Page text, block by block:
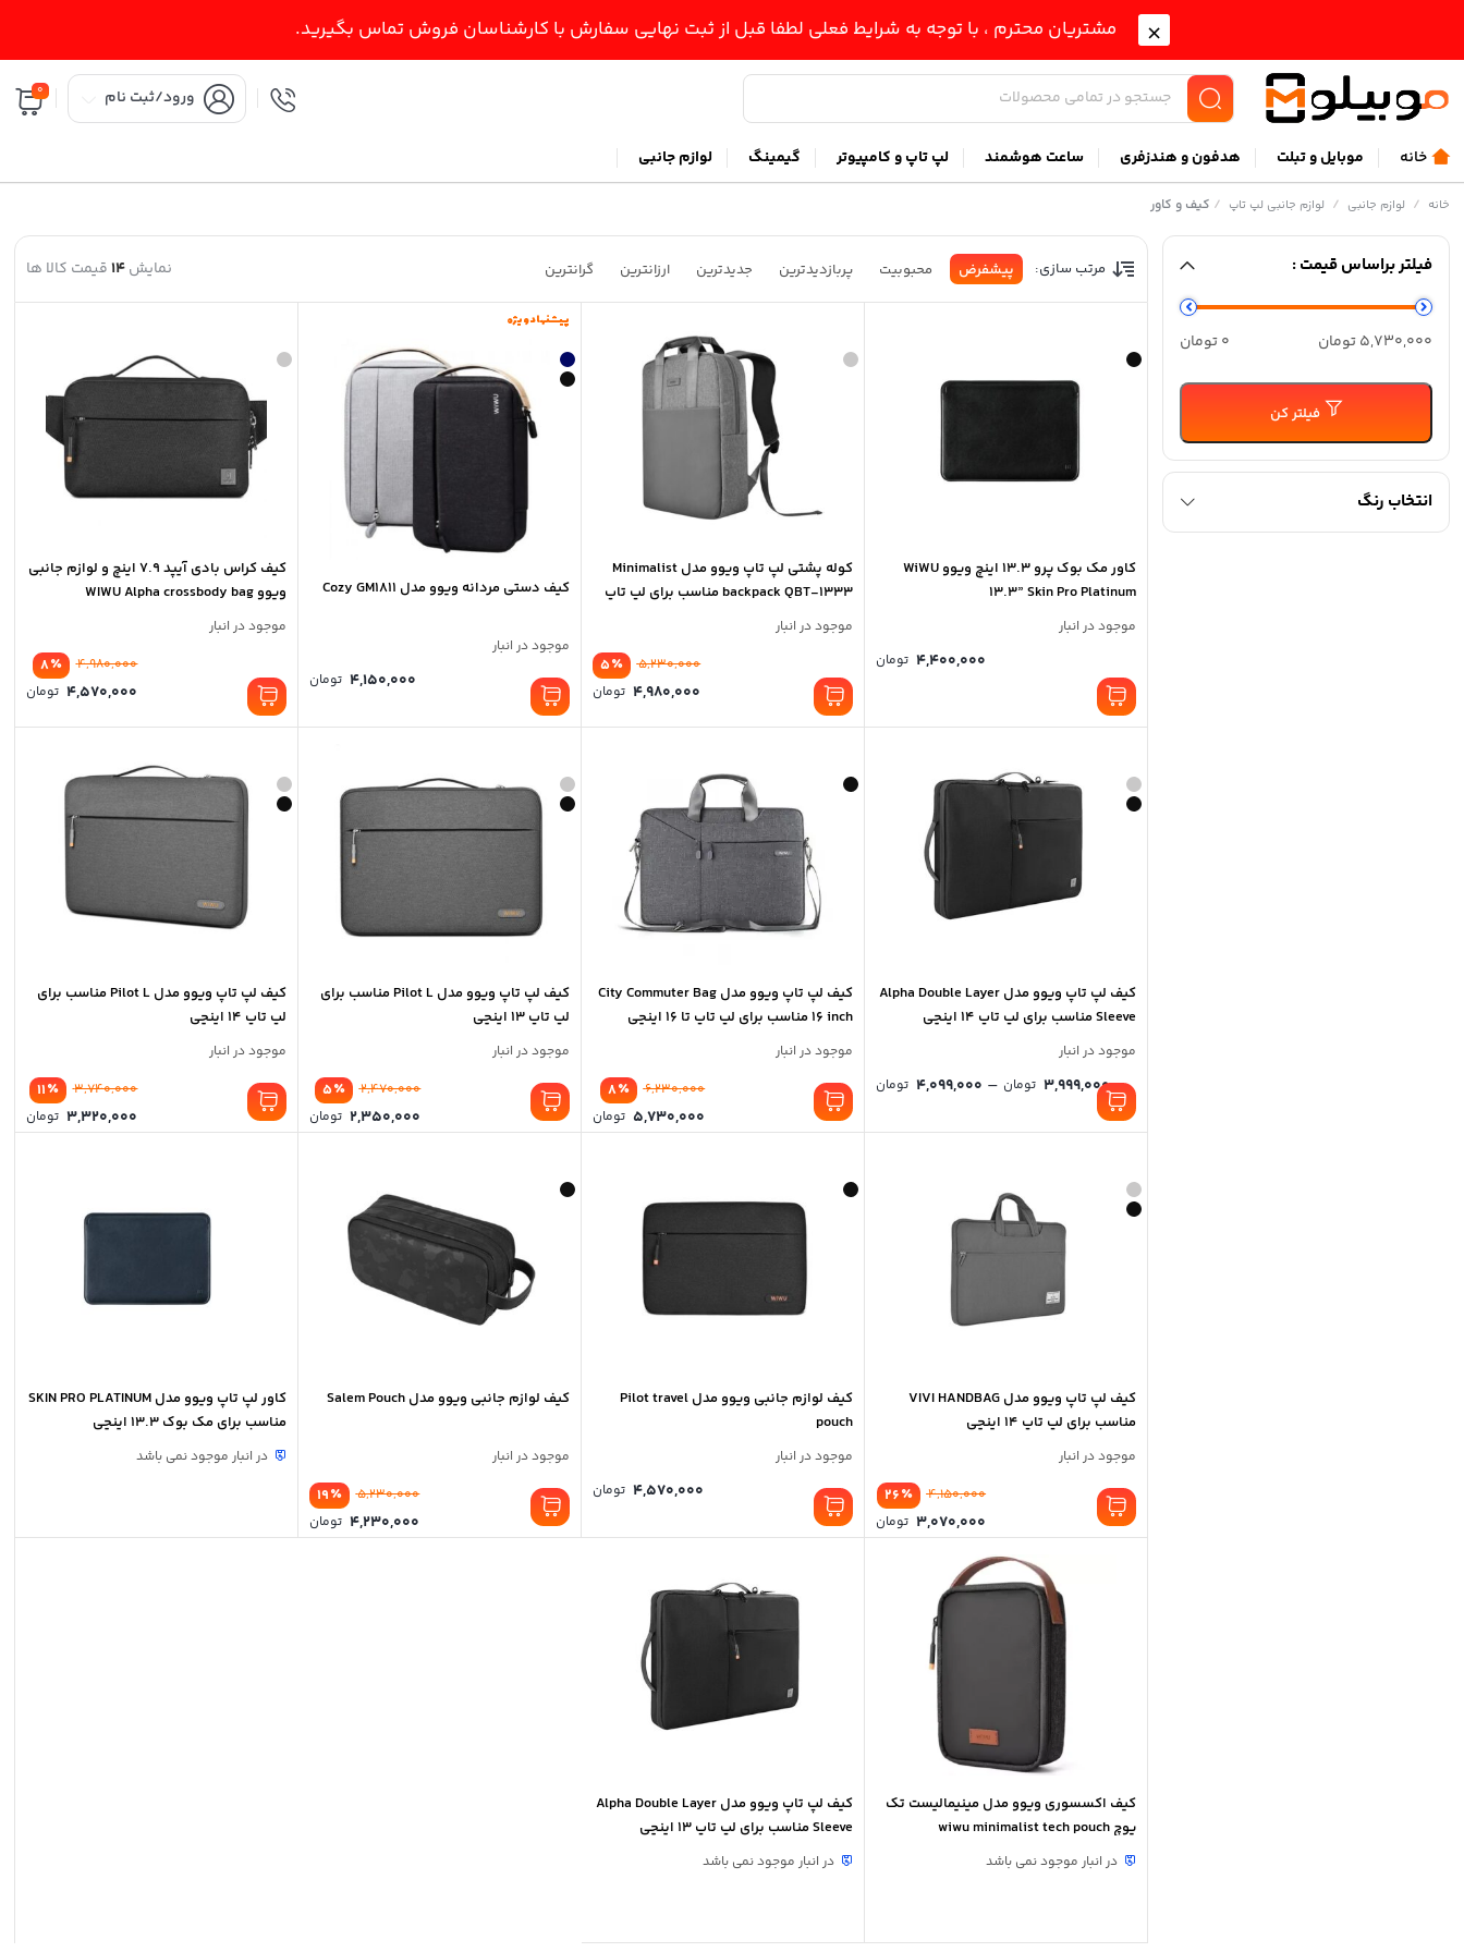
مشتریان محترم ، با توجه به شرایط فعلی لطفا قبل از ثبت نهایی سفارش با کارشناسان فروش تماس بگیرید.
ورود/ثبت نام 0
خانه موبايل و تبلت هدفون و هندزفری ساعت هوشمند لپ تاپ و کامپیوتر گیمینگ لوازم جانبی
خانه / لوازم جانبی / لوازم جانبی لپ تاپ / کیف و کاور
فیلتر براساس قیمت :
حداقل
قیمت
حداكثر
قيمت
فیلتر کن
0 تومان 5,730,000 تومان
انتخاب رنگ
مرتب سازی: پیشفرض محبوبیت پربازدیدترین جدیدترین ارزانترین گرانترین نمایش14 قیمت کالا ها
کاور مک بوک پرو 13.3 اینچ ویوو WiWU
13.3” Skin Pro Platinum
موجود در انبار
4,400,000 تومان
کوله پشتی لپ تاپ ویوو مدل Minimalist
backpack QBT-1333 مناسب برای لپ تاپ
موجود در انبار
٪5 5,230,000
4,980,000 تومان
پیشنهاد ویژه
کیف دستی مردانه ویوو مدل Cozy GM1811
موجود در انبار
4,150,000 تومان
کیف کراس بادی آیپد 7.9 اینچ و لوازم جانبی
ویوو WIWU Alpha crossbody bag
موجود در انبار
٪8 4,980,000
4,570,000 تومان
کیف لپ تاپ ویوو مدل Alpha Double Layer
Sleeve مناسب برای لپ تاپ 14 اینچی
موجود در انبار
3,999,000 تومان –
4,099,000 تومانPrice
range:
through
کیف لپ تاپ ویوو مدل City Commuter Bag
16 inch مناسب برای لپ تاپ تا 16 اینچی
موجود در انبار
٪8 6,230,000
5,730,000 تومان
کیف لپ تاپ ویوو مدل Pilot L مناسب برای
لپ تاپ 13 اینچی
موجود در انبار
٪5 2,470,000
2,350,000 تومان
کیف لپ تاپ ویوو مدل Pilot L مناسب برای
لپ تاپ 14 اینچی
موجود در انبار
٪11 3,740,000
3,320,000 تومان
کیف لپ تاپ ویوو مدل VIVI HANDBAG
مناسب برای لپ تاپ 14 اینچی
موجود در انبار
٪26 4,150,000
3,070,000 تومان
کیف لوازم جانبی ویوو مدل Pilot travel
pouch
موجود در انبار
4,570,000 تومان
کیف لوازم جانبی ویوو مدل Salem Pouch
موجود در انبار
٪19 5,230,000
4,230,000 تومان
کاور لپ تاپ ویوو مدل SKIN PRO PLATINUM
مناسب برای مک بوک 13.3 اینچی
در انبار موجود نمی باشد
کیف اکسسوری ویوو مدل مینیمالیست تک
پوچ wiwu minimalist tech pouch
در انبار موجود نمی باشد
کیف لپ تاپ ویوو مدل Alpha Double Layer
Sleeve مناسب برای لپ تاپ 13 اینچی
در انبار موجود نمی باشد